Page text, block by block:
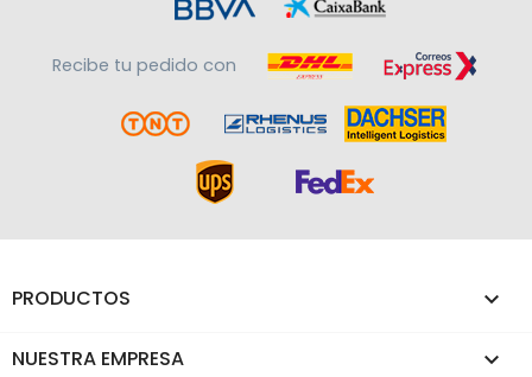
Recibe tu pedido con
PRODUCTOS 
NUESTRA EMPRESA 